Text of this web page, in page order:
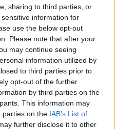
sharing to third parties, or
information for
use the below opt-out
Please note that after your
may continue seeing
information utilized by
to third parties prior to
opt-out of the further
by third parties on the
This information may
parties on the IAB’s List of
further disclose it to other
telegram di
segnalazioni,
e le tue foto
al numero +39